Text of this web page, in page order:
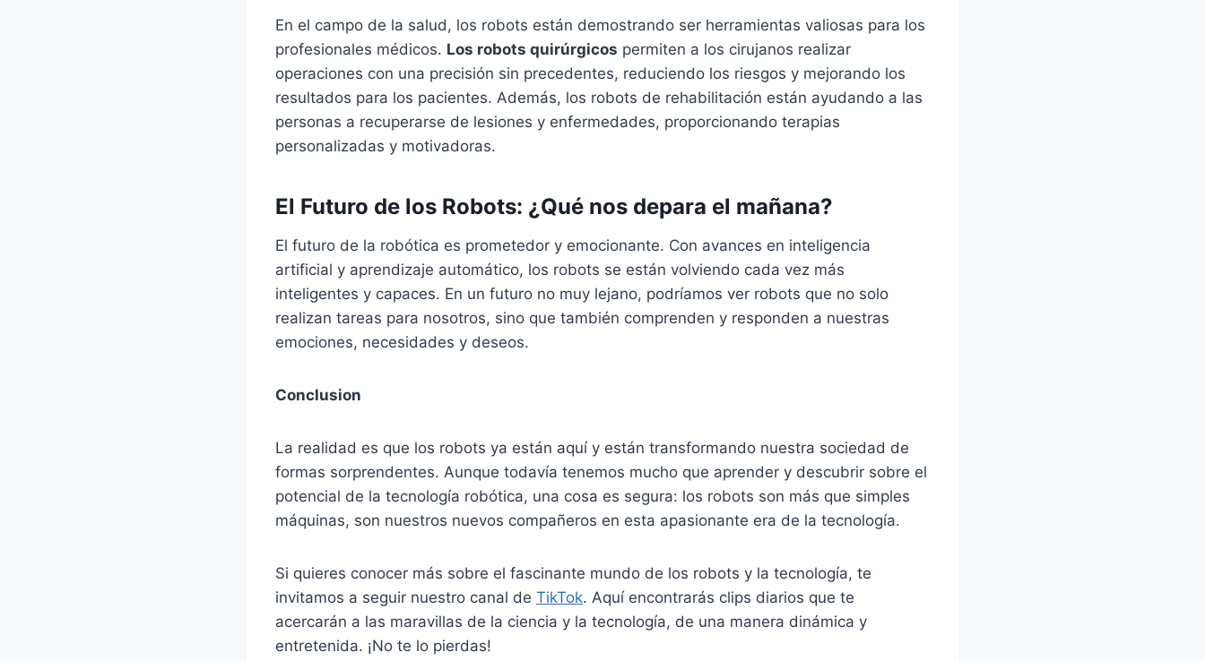
En el campo de la salud, los robots están demostrando ser herramientas valiosas para los
profesionales médicos. Los robots quirúrgicos permiten a los cirujanos realizar
operaciones con una precisión sin precedentes, reduciendo los riesgos y mejorando los
resultados para los pacientes. Además, los robots de rehabilitación están ayudando a las
personas a recuperarse de lesiones y enfermedades, proporcionando terapias
personalizadas y motivadoras.
El Futuro de los Robots: ¿Qué nos depara el mañana?
El futuro de la robótica es prometedor y emocionante. Con avances en inteligencia
artificial y aprendizaje automático, los robots se están volviendo cada vez más
inteligentes y capaces. En un futuro no muy lejano, podríamos ver robots que no solo
realizan tareas para nosotros, sino que también comprenden y responden a nuestras
emociones, necesidades y deseos.
Conclusion
La realidad es que los robots ya están aquí y están transformando nuestra sociedad de
formas sorprendentes. Aunque todavía tenemos mucho que aprender y descubrir sobre el
potencial de la tecnología robótica, una cosa es segura: los robots son más que simples
máquinas, son nuestros nuevos compañeros en esta apasionante era de la tecnología.
Si quieres conocer más sobre el fascinante mundo de los robots y la tecnología, te
invitamos a seguir nuestro canal de TikTok. Aquí encontrarás clips diarios que te
acercarán a las maravillas de la ciencia y la tecnología, de una manera dinámica y
entretenida. ¡No te lo pierdas!